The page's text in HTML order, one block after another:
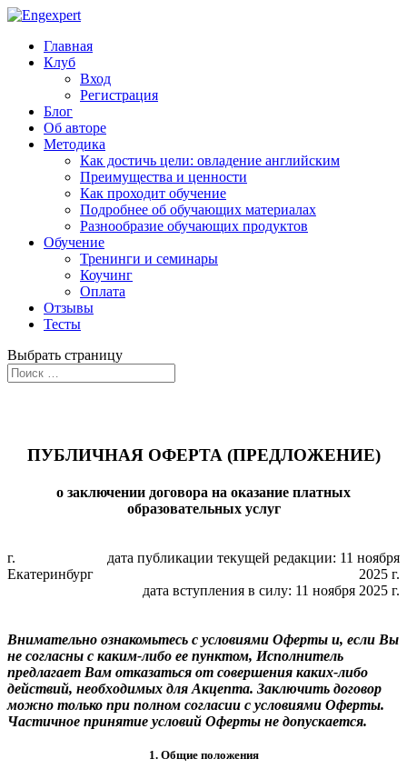
Главная
Клуб
Вход
Регистрация
Блог
Об авторе
Методика
Как достичь цели: овладение английским
Преимущества и ценности
Как проходит обучение
Подробнее об обучающих материалах
Разнообразие обучающих продуктов
Обучение
Тренинги и семинары
Коучинг
Оплата
Отзывы
Тесты
Выбрать страницу
ПУБЛИЧНАЯ ОФЕРТА (ПРЕДЛОЖЕНИЕ)
о заключении договора на оказание платных
образовательных услуг
г.
Екатеринбург
дата публикации текущей редакции: 11 ноября
2025 г.
дата вступления в силу: 11 ноября 2025 г.
Внимательно ознакомьтесь с условиями Оферты и, если Вы
не согласны с каким-либо ее пунктом, Исполнитель
предлагает Вам отказаться от совершения каких-либо
действий, необходимых для Акцепта. Заключить договор
можно только при полном согласии с условиями Оферты.
Частичное принятие условий Оферты не допускается.
1. Общие положения